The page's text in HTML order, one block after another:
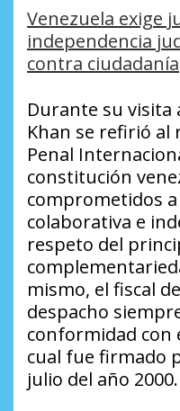
Venezuela exige
independencia
contra ciudadanía
Durante su visita
Khan se refirió al
Penal
constitución
comprometidos
colaborativa e
respeto del
mismo, el fiscal
despacho
conformidad con
cual fue firmado
julio del año 2000.